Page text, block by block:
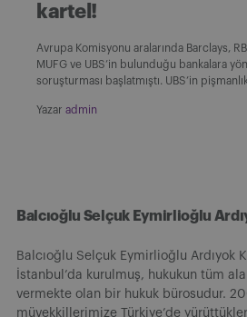
kartel!
Avrupa Komisyonu aralarında Barclays,
MUFG ve UBS’in bulunduğu bankalara
soruşturması başlatmıştı. UBS’in
Yazar admin
Balcıoğlu Selçuk Eymirlioğlu
Balcıoğlu Selçuk Eymirlioğlu Ardıyok
İstanbul’da kurulmuş, hukukun tüm
vermekte olan bir hukuk bürosudur.
müvekkillerimize Türkiye’de